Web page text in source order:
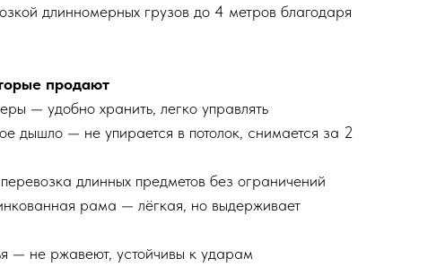
длинномерных грузов до 4 метров благодаря
продают
— удобно хранить, легко управлять
дышло — не упирается в потолок, снимается за 2
длинных предметов без ограничений
рама — лёгкая, но выдерживает
— не ржавеют, устойчивы к ударам